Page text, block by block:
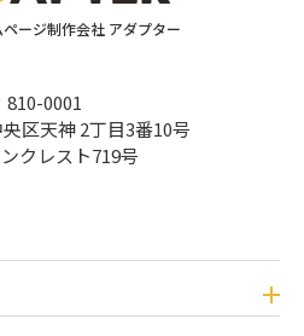
ージ制作会社 アダプター
810-0001
区天神 2丁目3番10号
クレスト719号